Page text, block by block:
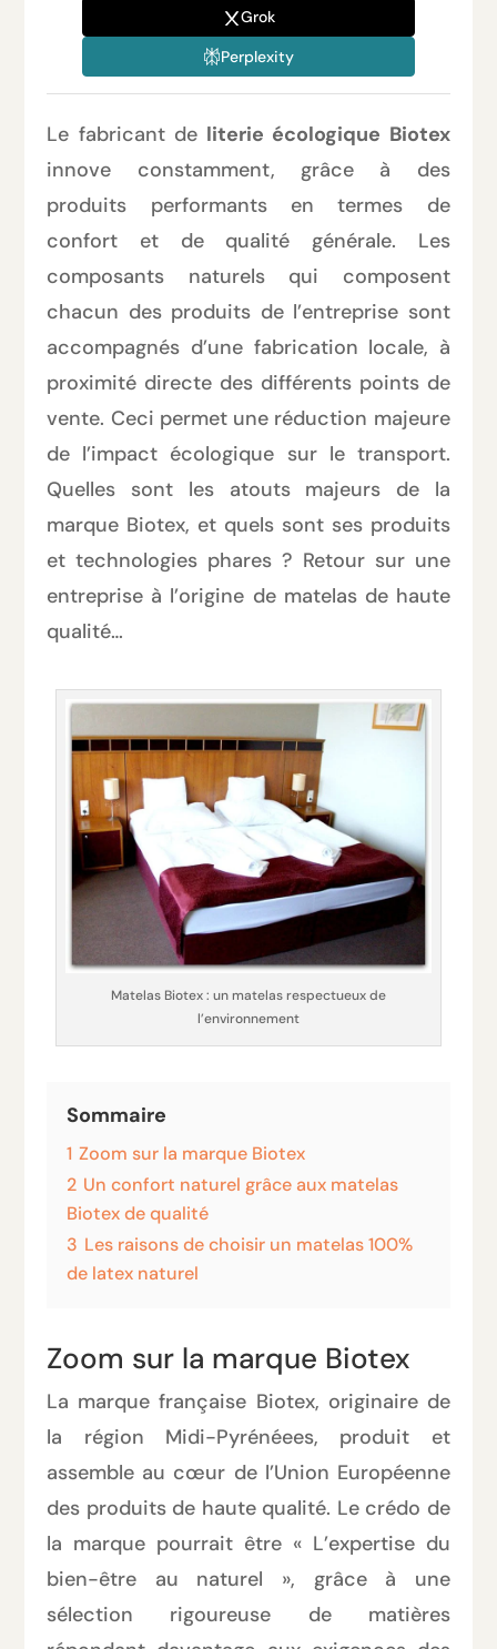
Grok
Perplexity
Le fabricant de literie écologique Biotex
innove constamment, grâce à des
produits performants en termes de
confort et de qualité générale. Les
composants naturels qui composent
chacun des produits de l’entreprise sont
accompagnés d’une fabrication locale, à
proximité directe des différents points de
vente. Ceci permet une réduction majeure
de l’impact écologique sur le transport.
Quelles sont les atouts majeurs de la
marque Biotex, et quels sont ses produits
et technologies phares ? Retour sur une
entreprise à l’origine de matelas de haute
qualité…
Matelas Biotex : un matelas respectueux de
l’environnement
Sommaire
1 Zoom sur la marque Biotex
2 Un confort naturel grâce aux matelas
Biotex de qualité
3 Les raisons de choisir un matelas 100%
de latex naturel
Zoom sur la marque Biotex
La marque française Biotex, originaire de
la région Midi-Pyrénéees, produit et
assemble au cœur de l’Union Européenne
des produits de haute qualité. Le crédo de
la marque pourrait être « L’expertise du
bien-être au naturel », grâce à une
sélection rigoureuse de matières